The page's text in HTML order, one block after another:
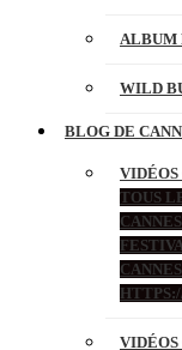
ALBUM
WILD
BLOG DE
TOUS
VIDÉOS